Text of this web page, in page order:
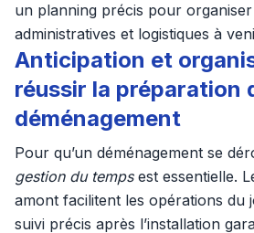
un planning précis pour
administratives et logistiques à
Anticipation et
réussir la préparation
déménagement
Pour qu’un déménagement se
gestion du tempsest essentielle.
amont facilitent les opérations du
suivi précis après l’installation